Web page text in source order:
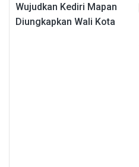
Wujudkan Kediri Mapan
Diungkapkan Wali Kota